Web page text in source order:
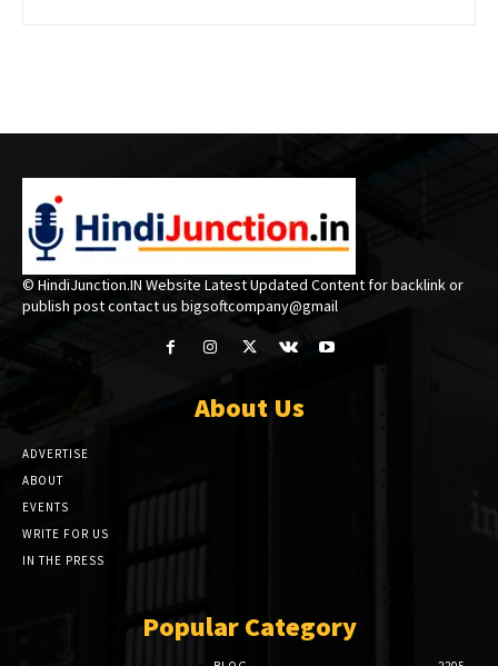
© HindiJunction.IN Website Latest Updated Content for backlink or
publish post contact us bigsoftcompany@gmail
About Us
ADVERTISE
ABOUT
EVENTS
WRITE FOR US
IN THE PRESS
Popular Category